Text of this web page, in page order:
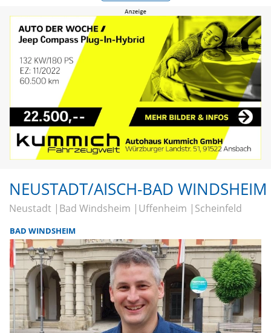
NEUSTADT/AISCH-BAD WINDSHEIM
Neustadt Bad Windsheim Uffenheim Scheinfeld
BAD WINDSHEIM